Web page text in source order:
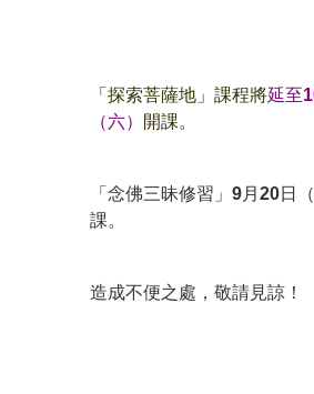
「探索菩薩地」課程將延至
（六）
開課。
「念佛三昧修習」9月20日
課。
造成不便之處，敬請見諒！